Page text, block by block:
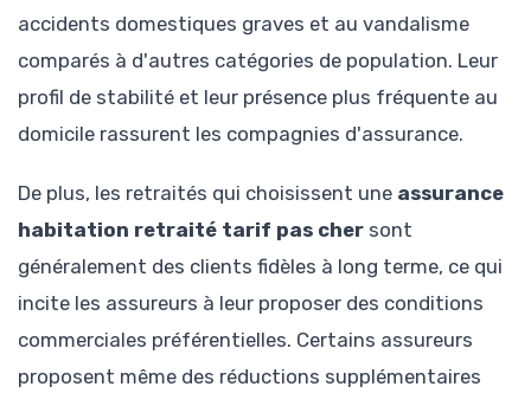
accidents domestiques graves et au vandalisme
comparés à d'autres catégories de population. Leur
profil de stabilité et leur présence plus fréquente au
domicile rassurent les compagnies d'assurance.
De plus, les retraités qui choisissent une assurance
habitation retraité tarif pas cher sont
généralement des clients fidèles à long terme, ce qui
incite les assureurs à leur proposer des conditions
commerciales préférentielles. Certains assureurs
proposent même des réductions supplémentaires